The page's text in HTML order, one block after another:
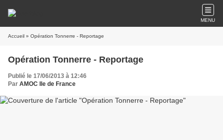
MENU
Accueil » Opération Tonnerre - Reportage
Opération Tonnerre - Reportage
Publié le 17/06/2013 à 12:46
Par AMOC Ile de France